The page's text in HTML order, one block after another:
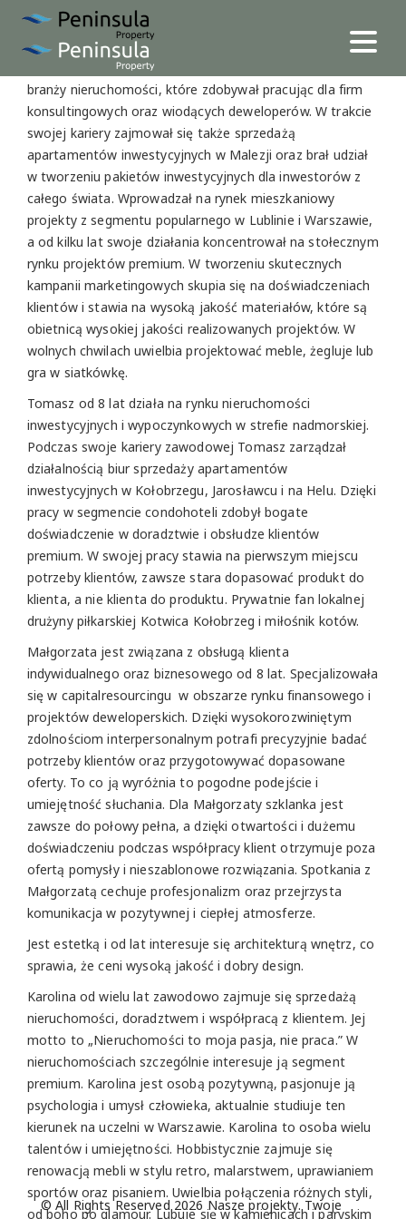
Mikołaj Młochowski
Mikołaj posiada ponad 15 letnie szerokie doświadczenie w
branży nieruchomości, które zdobywał pracując dla firm
konsultingowych oraz wiodących deweloperów. W trakcie
swojej kariery zajmował się także sprzedażą
apartamentów inwestycyjnych w Malezji oraz brał udział
w tworzeniu pakietów inwestycyjnych dla inwestorów z
całego świata. Wprowadzał na rynek mieszkaniowy
projekty z segmentu popularnego w Lublinie i Warszawie,
a od kilku lat swoje działania koncentrował na stołecznym
rynku projektów premium. W tworzeniu skutecznych
kampanii marketingowych skupia się na doświadczeniach
klientów i stawia na wysoką jakość materiałów, które są
obietnicą wysokiej jakości realizowanych projektów. W
wolnych chwilach uwielbia projektować meble, żegluje lub
gra w siatkówkę.
Tomasz od 8 lat działa na rynku nieruchomości
inwestycyjnych i wypoczynkowych w strefie nadmorskiej.
Podczas swoje kariery zawodowej Tomasz zarządzał
działalnością biur sprzedaży apartamentów
inwestycyjnych w Kołobrzegu, Jarosławcu i na Helu. Dzięki
pracy w segmencie condohoteli zdobył bogate
doświadczenie w doradztwie i obsłudze klientów
premium. W swojej pracy stawia na pierwszym miejscu
potrzeby klientów, zawsze stara dopasować produkt do
klienta, a nie klienta do produktu. Prywatnie fan lokalnej
drużyny piłkarskiej Kotwica Kołobrzeg i miłośnik kotów.
Małgorzata jest związana z obsługą klienta
indywidualnego oraz biznesowego od 8 lat. Specjalizowała
się w capitalresourcingu w obszarze rynku finansowego i
projektów deweloperskich. Dzięki wysokorozwiniętym
zdolnościom interpersonalnym potrafi precyzyjnie badać
potrzeby klientów oraz przygotowywać dopasowane
oferty. To co ją wyróżnia to pogodne podejście i
umiejętność słuchania. Dla Małgorzaty szklanka jest
zawsze do połowy pełna, a dzięki otwartości i dużemu
doświadczeniu podczas współpracy klient otrzymuje poza
ofertą pomysły i nieszablonowe rozwiązania. Spotkania z
Małgorzatą cechuje profesjonalizm oraz przejrzysta
komunikacja w pozytywnej i ciepłej atmosferze.
Jest estetką i od lat interesuje się architekturą wnętrz, co
sprawia, że ceni wysoką jakość i dobry design.
Karolina od wielu lat zawodowo zajmuje się sprzedażą
nieruchomości, doradztwem i współpracą z klientem. Jej
motto to „Nieruchomości to moja pasja, nie praca.” W
nieruchomościach szczególnie interesuje ją segment
premium. Karolina jest osobą pozytywną, pasjonuje ją
psychologia i umysł człowieka, aktualnie studiuje ten
kierunek na uczelni w Warszawie. Karolina to osoba wielu
talentów i umiejętności. Hobbistycznie zajmuje się
renowacją mebli w stylu retro, malarstwem, uprawianiem
sportów oraz pisaniem. Uwielbia połączenia różnych styli,
od boho po glamour. Lubuje się w kamienicach i paryskim
© All Rights Reserved 2026 Nasze projekty. Twoje